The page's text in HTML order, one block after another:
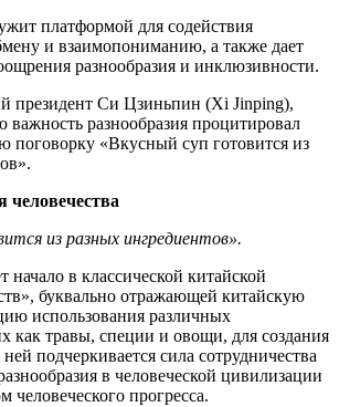
платформой для содействия
и взаимопониманию, а также дает
разнообразия и инклюзивности.
президент Си Цзиньпин (Xi Jinping),
важность разнообразия процитировал
поговорку «Вкусный суп готовится из
человечества
из разных ингредиентов».
начало в классической китайской
буквально отражающей китайскую
использования различных
как травы, специи и овощи, для создания
подчеркивается сила сотрудничества
в человеческой цивилизации
человеческого прогресса.